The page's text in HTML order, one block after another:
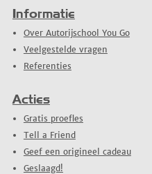
Informatie
Over Autorijschool You Go
Veelgestelde vragen
Referenties
Acties
Gratis proefles
Tell a Friend
Geef een origineel cadeau
Geslaagd!